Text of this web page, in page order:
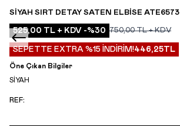
SIYAH SIRT DETAY SATEN ELBISE ATE6573
525,00 TL + KDV -%30 750,00TL + KDV
SEPETTE EXTRA %15 İNDİRİM!446,25TL
Öne Çıkan Bilgiler
SİYAH
REF: